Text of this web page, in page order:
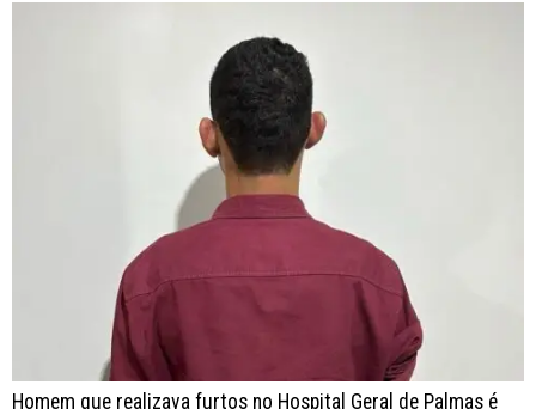
Homem que realizava furtos no Hospital Geral de Palmas é